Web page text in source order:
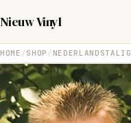
Nieuw Vinyl
HOME SHOP NEDERLANDSTALIG